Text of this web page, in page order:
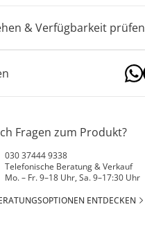
& Verfügbarkeit prüfen
Fragen zum Produkt?
030 37444 9338
Telefonische Beratung & Verkauf
Mo. – Fr. 9–18 Uhr, Sa. 9–17:30 Uhr
ENTDECKEN